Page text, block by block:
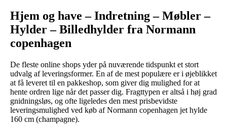
Hjem og have – Indretning – Møbler –
Hylder – Billedhylder fra Normann
copenhagen
De fleste online shops yder på nuværende tidspunkt et stort
udvalg af leveringsformer. En af de mest populære er i øjeblikket
at få leveret til en pakkeshop, som giver dig mulighed for at
hente ordren lige når det passer dig. Fragttypen er altså i høj grad
gnidningsløs, og ofte ligeledes den mest prisbevidste
leveringsmulighed ved køb af Normann copenhagen jet hylde
160 cm (champagne).